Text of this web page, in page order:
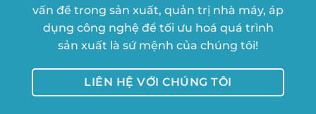
vấn đề trong sản xuất, quản trị nhà máy, áp
dụng công nghệ để tối ưu hoá quá trình
sản xuất là sứ mệnh của chúng tôi!
LIÊN HỆ VỚI CHÚNG TÔI